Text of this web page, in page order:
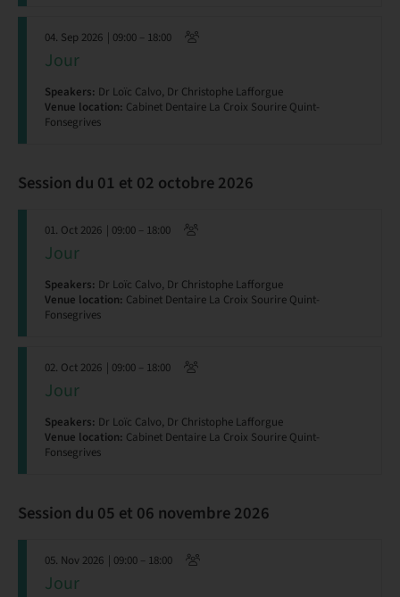
04. Sep 2026 | 09:00 – 18:00
Jour
Speakers: Dr Loïc Calvo, Dr Christophe Lafforgue
Venue location: Cabinet Dentaire La Croix Sourire Quint-
Fonsegrives
Session du 01 et 02 octobre 2026
01. Oct 2026 | 09:00 – 18:00
Jour
Speakers: Dr Loïc Calvo, Dr Christophe Lafforgue
Venue location: Cabinet Dentaire La Croix Sourire Quint-
Fonsegrives
02. Oct 2026 | 09:00 – 18:00
Jour
Speakers: Dr Loïc Calvo, Dr Christophe Lafforgue
Venue location: Cabinet Dentaire La Croix Sourire Quint-
Fonsegrives
Session du 05 et 06 novembre 2026
05. Nov 2026 | 09:00 – 18:00
Jour